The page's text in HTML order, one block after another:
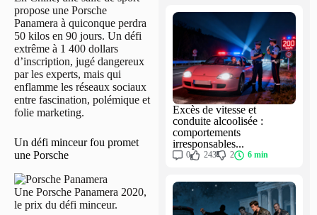
propose une Porsche
Panamera à quiconque perdra
50 kilos en 90 jours. Un défi
extrême à 1 400 dollars
d’inscription, jugé dangereux
par les experts, mais qui
enflamme les réseaux sociaux
entre fascination, polémique et
folie marketing.
Un défi minceur fou promet
une Porsche
Une Porsche Panamera 2020,
le prix du défi minceur.
Excès de vitesse et
conduite alcoolisée :
comportements
irresponsables...
0 243 2 6 min